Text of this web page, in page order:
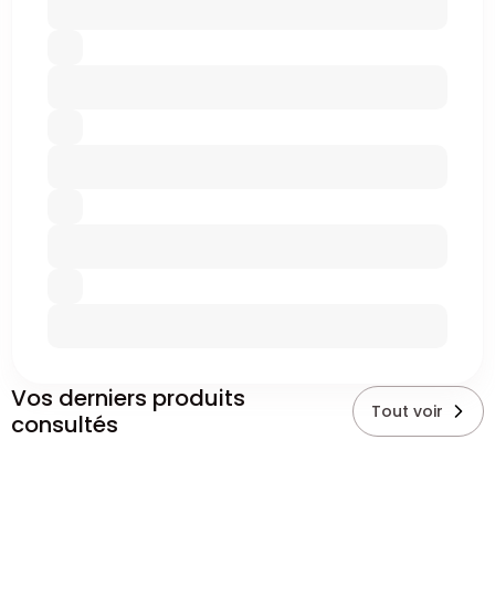
Vos derniers produits
consultés
Tout voir